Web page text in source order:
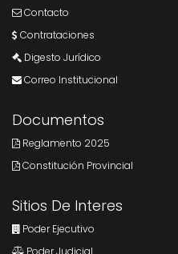
Contacto
Contrataciones
Digesto Jurídico
Correo Institucional
Documentos
Reglamento 2025
Constitución Provincial
Sitios De Interes
Poder Ejecutivo
Poder Judicial